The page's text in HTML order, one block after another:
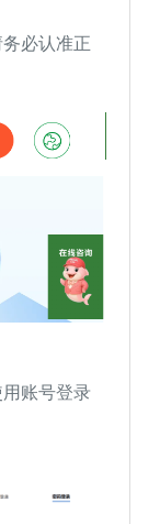
必认准正
账号登录